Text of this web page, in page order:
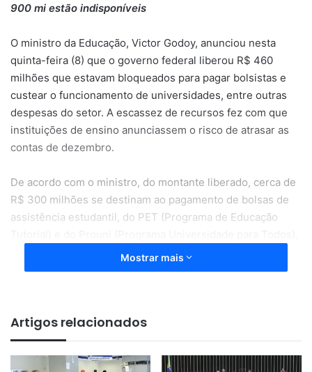
900 mi estão indisponíveis
O ministro da Educação, Victor Godoy, anunciou nesta
quinta-feira (8) que o governo federal liberou R$ 460
milhões que estavam bloqueados para pagar bolsistas e
custear o funcionamento de universidades, entre outras
despesas do setor. A escassez de recursos fez com que
instituições de ensino anunciassem o risco de atrasar as
contas de dezembro.
De acordo com o ministro, do montante liberado, cerca de
R$ 300 milhões se destinam ao pagamento de bolsas de
assistência estudantil, do PET (Programa de Educação
Aperfeiçoamento de Pessoal de Nível Superior).
Sobre os outros R$ 160 milhões restantes liberados, o
Mostrar mais
Artigos relacionados